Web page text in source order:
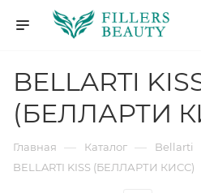
BELLARTI
(БЕЛЛАРТИ
Главная — Каталог — Bellarti
BELLARTI KISS (БЕЛЛАРТИ КИСС)